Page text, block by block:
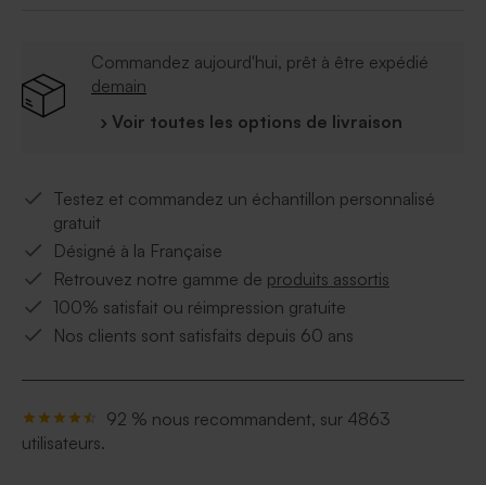
Commandez aujourd'hui, prêt à être expédié
demain
› Voir toutes les options de livraison
Testez et commandez un échantillon personnalisé
gratuit
Désigné à la Française
Retrouvez notre gamme de produits assortis
100% satisfait ou réimpression gratuite
Nos clients sont satisfaits depuis 60 ans
92 % nous recommandent, sur 4863
utilisateurs.